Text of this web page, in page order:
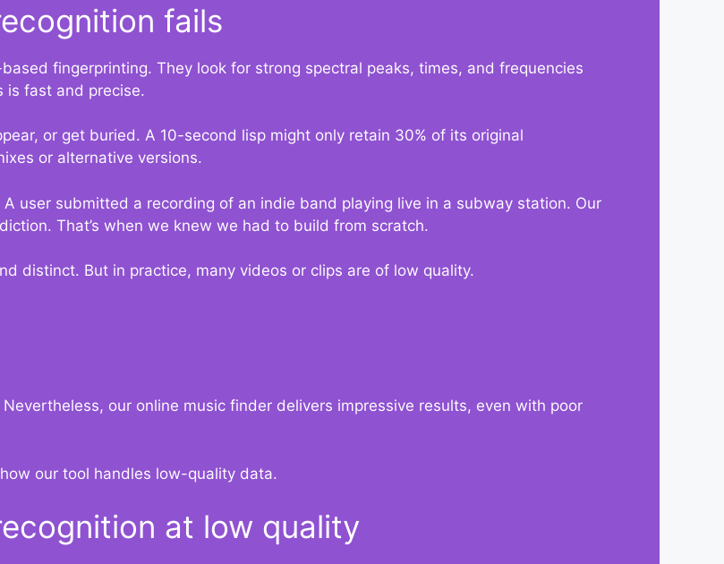
fails
fingerprinting. They look for strong spectral peaks, times, and frequencies
is fast and precise.
or get buried. A 10-second lisp might only retain 30% of its original
or alternative versions.
user submitted a recording of an indie band playing live in a subway station. Our
That’s when we knew we had to build from scratch.
distinct. But in practice, many videos or clips are of low quality.
our online music finder delivers impressive results, even with poor
our tool handles low-quality data.
at low quality